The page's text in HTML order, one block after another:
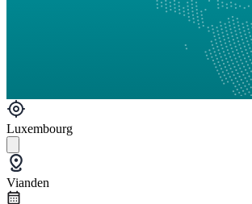
Luxembourg
Vianden